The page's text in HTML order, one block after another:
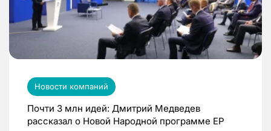
Новости компаний
Почти 3 млн идей: Дмитрий Медведев
рассказал о Новой Народной программе ЕР